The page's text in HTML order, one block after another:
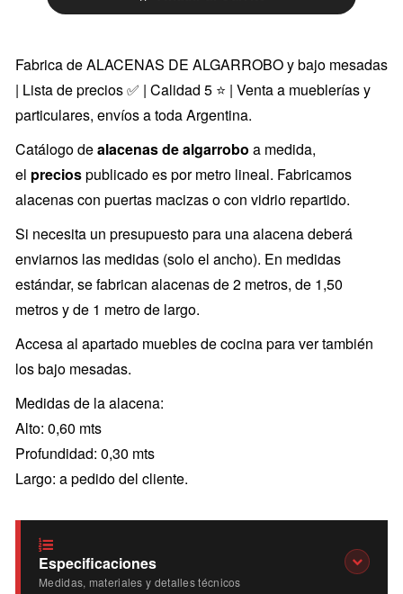
Fabrica de ALACENAS DE ALGARROBO y bajo mesadas
| Lista de precios ✅ | Calidad 5 ⭐ | Venta a mueblerías y
particulares, envíos a toda Argentina.
Catálogo dealacenas de algarrobo a medida,
el preciospublicado es por metro lineal. Fabricamos
alacenas con puertas macizas o con vidrio repartido.
Si necesita un presupuesto para una alacena deberá
enviarnos las medidas (solo el ancho). En medidas
estándar, se fabrican alacenas de 2 metros, de 1,50
metros y de 1 metro de largo.
Accesa al apartado muebles de cocina para ver también
los bajo mesadas.
Medidas de la alacena:
Alto: 0,60 mts
Profundidad: 0,30 mts
Largo: a pedido del cliente.
Especificaciones
Medidas, materiales y detalles técnicos